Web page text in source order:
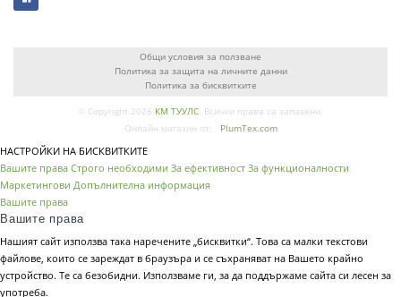
Общи условия за ползване
Политика за защита на личните данни
Политика за бисквитките
© Copyright 2026 КМ ТУУЛС. Всички права са запазени.
Онлайн магазин от:
PlumTex.com
НАСТРОЙКИ НА БИСКВИТКИТЕ
Вашите права Строго необходими За ефективност За функционалности
Маркетингови Допълнителна информация
Вашите права
Вашите права
Нашият сайт използва така наречените „бисквитки“. Това са малки текстови
файлове, които се зареждат в браузъра и се съхраняват на Вашето крайно
устройство. Те са безобидни. Използваме ги, за да поддържаме сайта си лесен за
употреба.